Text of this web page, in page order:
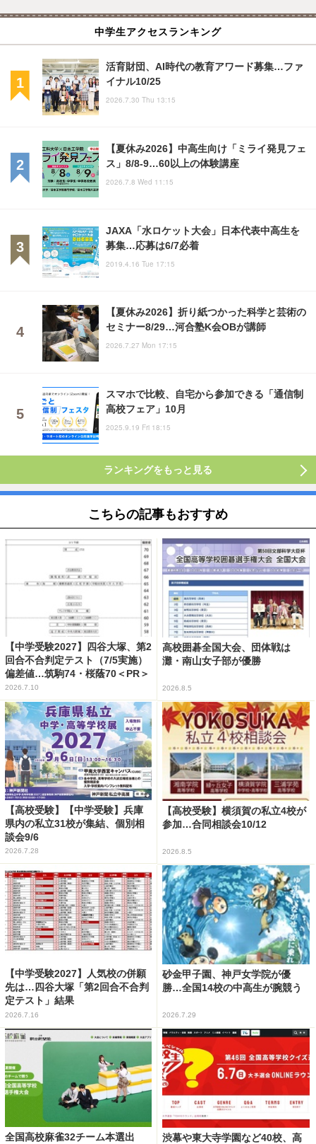
中学生アクセスランキング
活育財団、AI時代の教育アワード募集…ファ
イナル10/25
2026.7.30 Thu 13:15
【夏休み2026】中高生向け「ミライ発見フェ
ス」8/8-9…60以上の体験講座
2026.7.8 Wed 11:15
JAXA「水ロケット大会」日本代表中高生を
募集…応募は6/7必着
2019.4.16 Tue 17:15
【夏休み2026】折り紙つかった科学と芸術の
セミナー8/29…河合塾K会OBが講師
2026.7.27 Mon 17:15
スマホで比較、自宅から参加できる「通信制
高校フェア」10月
2025.9.19 Fri 18:15
ランキングをもっと見る
こちらの記事もおすすめ
【中学受験2027】四谷大塚、第2
回合不合判定テスト（7/5実施）
偏差値…筑駒74・桜蔭70＜PR＞
2026.7.10
高校囲碁全国大会、団体戦は
灘・南山女子部が優勝
2026.8.5
【高校受験】【中学受験】兵庫
県内の私立31校が集結、個別相
談会9/6
2026.7.28
【高校受験】横須賀の私立4校が
参加…合同相談会10/12
2026.8.5
【中学受験2027】人気校の併願
先は…四谷大塚「第2回合不合判
定テスト」結果
2026.7.16
砂金甲子園、神戸女学院が優
勝…全国14校の中高生が腕競う
2026.7.29
全国高校麻雀32チーム本選出
渋幕や東大寺学園など40校、高